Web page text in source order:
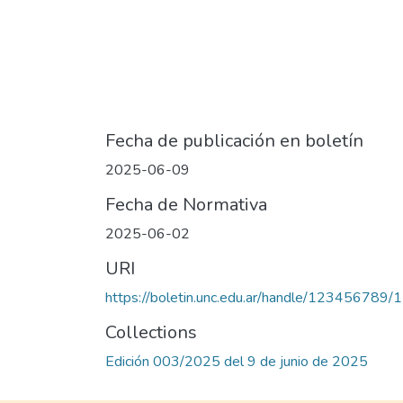
Fecha de publicación en boletín
2025-06-09
Fecha de Normativa
2025-06-02
URI
https://boletin.unc.edu.ar/handle/123456789/
Collections
Edición 003/2025 del 9 de junio de 2025